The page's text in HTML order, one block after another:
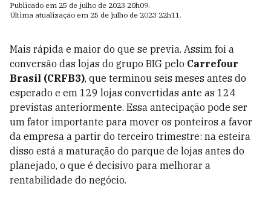
Publicado em 25 de julho de 2023 20h09.
Última atualização em 25 de julho de 2023 22h11.
Mais rápida e maior do que se previa. Assim foi a
conversão das lojas do grupo BIG pelo Carrefour
Brasil (CRFB3), que terminou seis meses antes do
esperado e em 129 lojas convertidas ante as 124
previstas anteriormente. Essa antecipação pode ser
um fator importante para mover os ponteiros a favor
da empresa a partir do terceiro trimestre: na esteira
disso está a maturação do parque de lojas antes do
planejado, o que é decisivo para melhorar a
rentabilidade do negócio.